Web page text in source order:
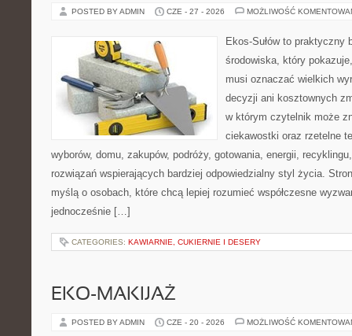
POSTED BY ADMIN CZE - 27 - 2026 MOŻLIWOŚĆ
Ekos-Sułów to praktyczny
środowiska, który
musi oznaczać wielkich
decyzji ani kosztownych
w którym czytelnik może
ciekawostki oraz rzetelne
wyborów, domu, zakupów, podróży, gotowania, energii,
rozwiązań wspierających bardziej odpowiedzialny styl życia.
myślą o osobach, które chcą lepiej rozumieć współczesne
jednocześnie […]
CATEGORIES: KAWIARNIE, CUKIERNIE I DESERY
EKO-MAKIJAŻ
POSTED BY ADMIN CZE - 20 - 2026 MOŻLIWOŚĆ